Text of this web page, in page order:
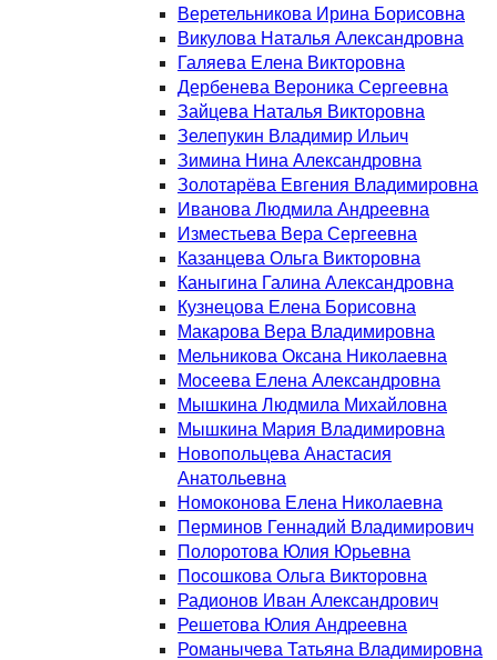
Веретельникова Ирина Борисовна
Викулова Наталья Александровна
Галяева Елена Викторовна
Дербенева Вероника Сергеевна
Зайцева Наталья Викторовна
Зелепукин Владимир Ильич
Зимина Нина Александровна
Золотарёва Евгения Владимировна
Иванова Людмила Андреевна
Изместьева Вера Сергеевна
Казанцева Ольга Викторовна
Каныгина Галина Александровна
Кузнецова Елена Борисовна
Макарова Вера Владимировна
Мельникова Оксана Николаевна
Мосеева Елена Александровна
Мышкина Людмила Михайловна
Мышкина Мария Владимировна
Новопольцева Анастасия
Анатольевна
Номоконова Елена Николаевна
Перминов Геннадий Владимирович
Полоротова Юлия Юрьевна
Посошкова Ольга Викторовна
Радионов Иван Александрович
Решетова Юлия Андреевна
Романычева Татьяна Владимировна